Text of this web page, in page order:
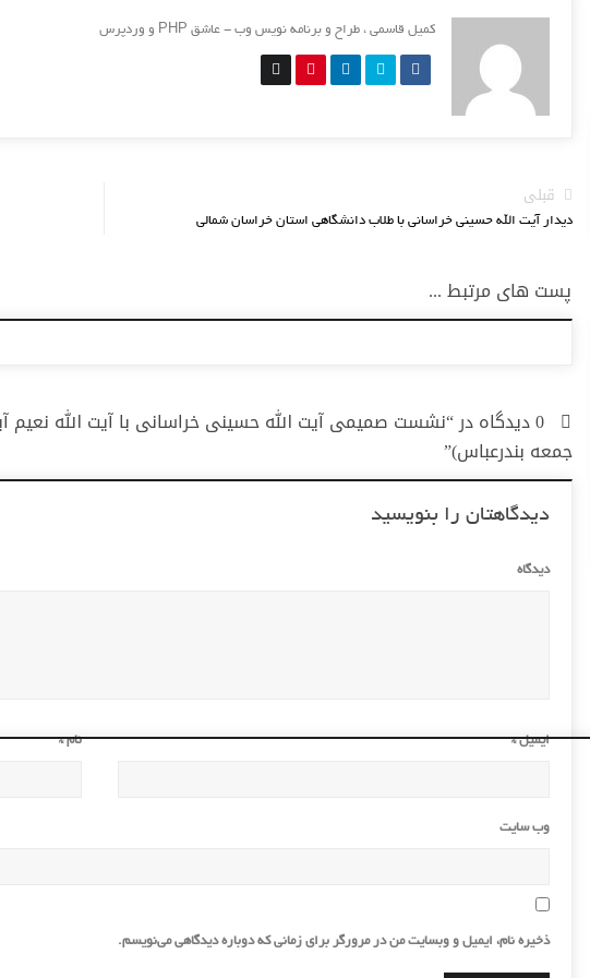
کمیل قاسمی ، طراح و برنامه نویس وب - عاشق PHP و وردپرس
قبلی
دیدار آیت الله حسینی خراسانی با طلاب دانشگاهی استان خراسان شمالی
پست های مرتبط ...
0 دیدگاه در “نشست صمیمی آیت الله حسینی خراسانی با آیت الله نعیم
جمعه بندرعباس)”
دیدگاهتان را بنویسید
دیدگاه
نام* ایمیل*
وب‌ سایت
ذخیره نام، ایمیل و وبسایت من در مرورگر برای زمانی که دوباره دیدگاهی می‌نویسم.